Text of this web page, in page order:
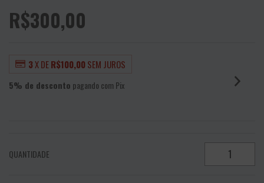
R$300,00
3X DER$100,00SEM JUROS
5% de desconto pagando com Pix
QUANTIDADE